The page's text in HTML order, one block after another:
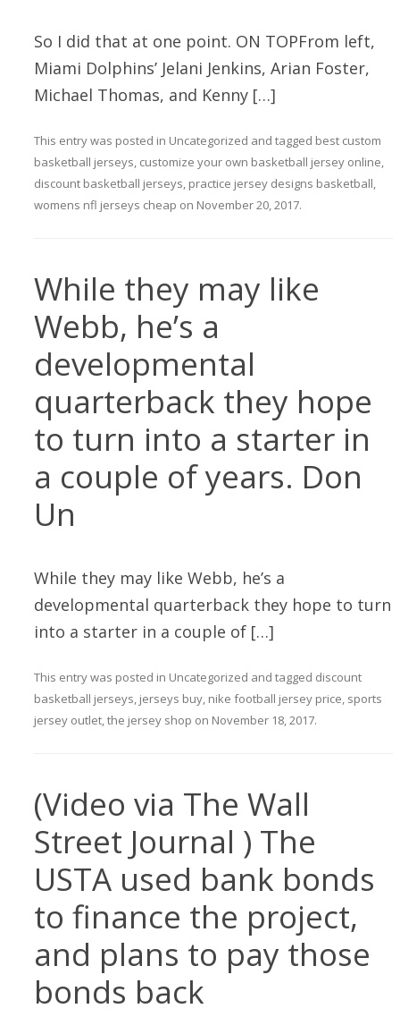
So I did that at one point. ON TOPFrom left,
Miami Dolphins’ Jelani Jenkins, Arian Foster,
Michael Thomas, and Kenny […]
This entry was posted in Uncategorized and tagged best custom
basketball jerseys, customize your own basketball jersey online,
discount basketball jerseys, practice jersey designs basketball,
womens nfl jerseys cheap on November 20, 2017.
While they may like
Webb, he’s a
developmental
quarterback they hope
to turn into a starter in
a couple of years. Don
Un
While they may like Webb, he’s a
developmental quarterback they hope to turn
into a starter in a couple of […]
This entry was posted in Uncategorized and tagged discount
basketball jerseys, jerseys buy, nike football jersey price, sports
jersey outlet,the jersey shop on November 18, 2017.
(Video via The Wall
Street Journal ) The
USTA used bank bonds
to finance the project,
and plans to pay those
bonds back